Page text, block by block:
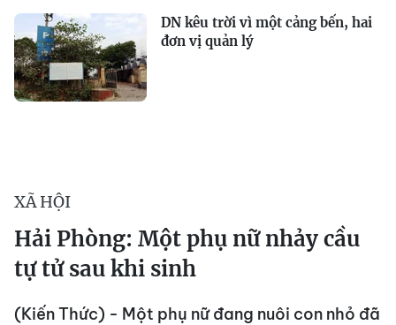
DN kêu trời vì một cảng bến, hai
đơn vị quản lý
XÃ HỘI
Hải Phòng: Một phụ nữ nhảy cầu
tự tử sau khi sinh
(Kiến Thức) - Một phụ nữ đang nuôi con nhỏ đã